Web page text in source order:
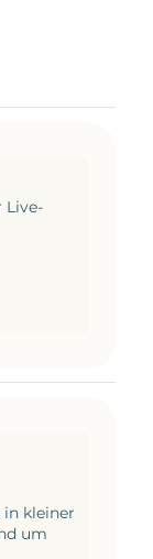
Live-
kleiner
um